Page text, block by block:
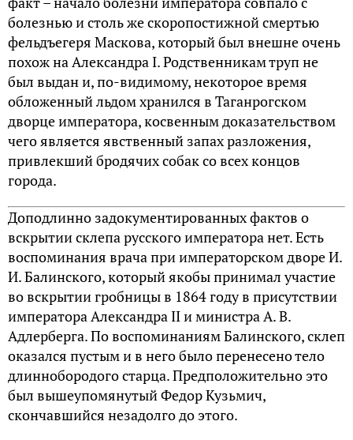
болезнью и столь же скоропостижной смертью
фельдъегеря Маскова, который был внешне очень
похож на Александра I. Родственникам труп не
был выдан и, по-видимому, некоторое время
обложенный льдом хранился в Таганрогском
дворце императора, косвенным доказательством
чего является явственный запах разложения,
привлекший бродячих собак со всех концов
города.
Доподлинно задокументированных фактов о
вскрытии склепа русского императора нет. Есть
воспоминания врача при императорском дворе И.
И. Балинского, который якобы принимал участие
во вскрытии гробницы в 1864 году в присутствии
императора Александра II и министра А. В.
Адлерберга. По воспоминаниям Балинского, склеп
оказался пустым и в него было перенесено тело
длиннобородого старца. Предположительно это
был вышеупомянутый Федор Кузьмич,
скончавшийся незадолго до этого.